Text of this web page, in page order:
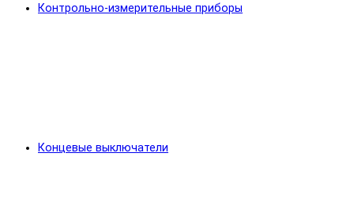
Контрольно-измерительные приборы
Концевые выключатели